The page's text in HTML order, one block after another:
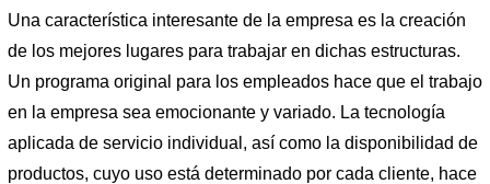
Una característica interesante de la empresa es la creación
de los mejores lugares para trabajar en dichas estructuras.
Un programa original para los empleados hace que el trabajo
en la empresa sea emocionante y variado. La tecnología
aplicada de servicio individual, así como la disponibilidad de
productos, cuyo uso está determinado por cada cliente, hace